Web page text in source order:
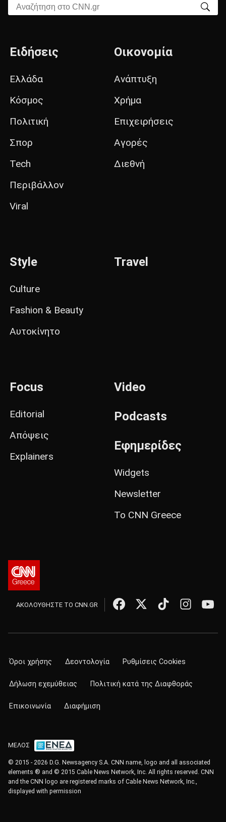
Αναζήτηση στο CNN.gr
Ειδήσεις
Ελλάδα
Κόσμος
Πολιτική
Σπορ
Tech
Περιβάλλον
Viral
Οικονομία
Ανάπτυξη
Χρήμα
Επιχειρήσεις
Αγορές
Διεθνή
Style
Culture
Fashion & Beauty
Αυτοκίνητο
Travel
Focus
Editorial
Απόψεις
Explainers
Video
Podcasts
Εφημερίδες
Widgets
Newsletter
Το CNN Greece
ΑΚΟΛΟΥΘΗΣΤΕ ΤΟ CNN.GR
Όροι χρήσης Δεοντολογία Ρυθμίσεις Cookies
Δήλωση εχεμύθειας Πολιτική κατά της Διαφθοράς
Επικοινωνία Διαφήμιση
ΜΕΛΟΣ
© 2015 - 2026 D.G. Newsagency S.A. CNN name, logo and all associated
elements ® and © 2015 Cable News Network, Inc. All rights reserved. CNN
and the CNN logo are registered marks of Cable News Network, Inc.,
displayed with permission